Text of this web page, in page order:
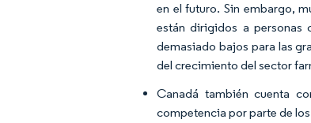
en el futuro. Sin embargo,
están dirigidos a personas
demasiado bajos para las
del crecimiento del sector
Canadá también cuenta
competencia por parte de